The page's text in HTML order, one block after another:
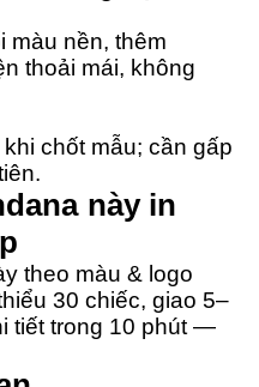
màu nền, thêm
thoải mái, không
chốt mẫu; cần gấp
này in
theo màu & logo
30 chiếc, giao 5–
tiết trong 10 phút —